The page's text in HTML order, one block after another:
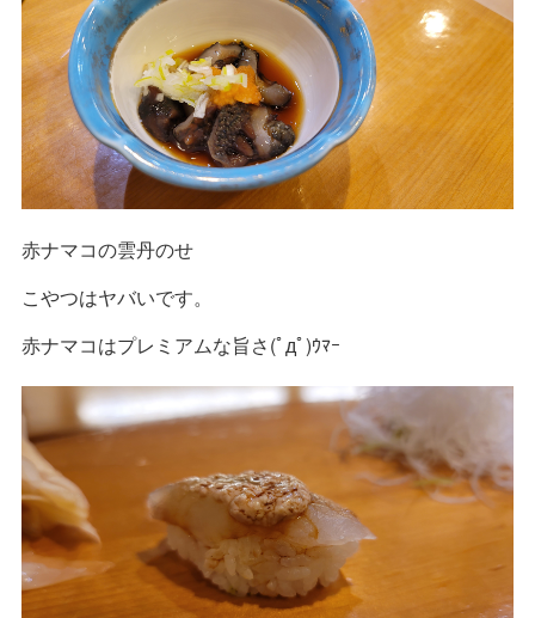
赤ナマコの雲丹のせ
こやつはヤバいです。
赤ナマコはプレミアムな旨さ(ﾟдﾟ)ｳﾏｰ